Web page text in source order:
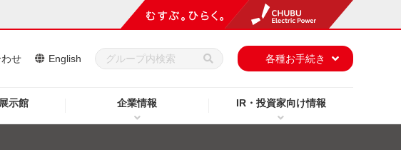
示館 企業情報 IR・投資家向け情報
せ English 各種お手続き